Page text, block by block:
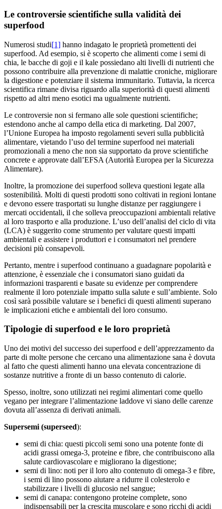
Le controversie scientifiche sulla validità dei
superfood
Numerosi studi[1] hanno indagato le proprietà promettenti dei
superfood. Ad esempio, si è scoperto che alimenti come i semi di
chia, le bacche di goji e il kale possiedano alti livelli di nutrienti che
possono contribuire alla prevenzione di malattie croniche, migliorare
la digestione e potenziare il sistema immunitario. Tuttavia, la ricerca
scientifica rimane divisa riguardo alla superiorità di questi alimenti
rispetto ad altri meno esotici ma ugualmente nutrienti.
Le controversie non si fermano alle sole questioni scientifiche;
estendono anche al campo della etica di marketing. Dal 2007,
l’Unione Europea ha imposto regolamenti severi sulla pubblicità
alimentare, vietando l’uso del termine superfood nei materiali
promozionali a meno che non sia supportato da prove scientifiche
concrete e approvate dall’EFSA (Autorità Europea per la Sicurezza
Alimentare).
Inoltre, la promozione dei superfood solleva questioni legate alla
sostenibilità. Molti di questi prodotti sono coltivati in regioni lontane
e devono essere trasportati su lunghe distanze per raggiungere i
mercati occidentali, il che solleva preoccupazioni ambientali relative
al loro trasporto e alla produzione. L’uso dell’analisi del ciclo di vita
(LCA) è suggerito come strumento per valutare questi impatti
ambientali e assistere i produttori e i consumatori nel prendere
decisioni più consapevoli.
Pertanto, mentre i superfood continuano a guadagnare popolarità e
attenzione, è essenziale che i consumatori siano guidati da
informazioni trasparenti e basate su evidenze per comprendere
realmente il loro potenziale impatto sulla salute e sull’ambiente. Solo
così sarà possibile valutare se i benefici di questi alimenti superano
le implicazioni etiche e ambientali del loro consumo.
Tipologie di superfood e le loro proprietà
Uno dei motivi del successo dei superfood e dell’apprezzamento da
parte di molte persone che cercano una alimentazione sana è dovuta
al fatto che questi alimenti hanno una elevata concentrazione di
sostanze nutritive a fronte di un basso contenuto di calorie.
Spesso, inoltre, sono utilizzati nei regimi alimentari come quello
vegano per integrare l’alimentazione laddove vi siano delle carenze
dovuta all’assenza di derivati animali.
Supersemi (superseed):
semi di chia: questi piccoli semi sono una potente fonte di
acidi grassi omega-3, proteine e fibre, che contribuiscono alla
salute cardiovascolare e migliorano la digestione;
semi di lino: noti per il loro alto contenuto di omega-3 e fibre,
i semi di lino possono aiutare a ridurre il colesterolo e
stabilizzare i livelli di glucosio nel sangue;
semi di canapa: contengono proteine complete, sono
indispensabili per la crescita muscolare e sono ricchi di acidi